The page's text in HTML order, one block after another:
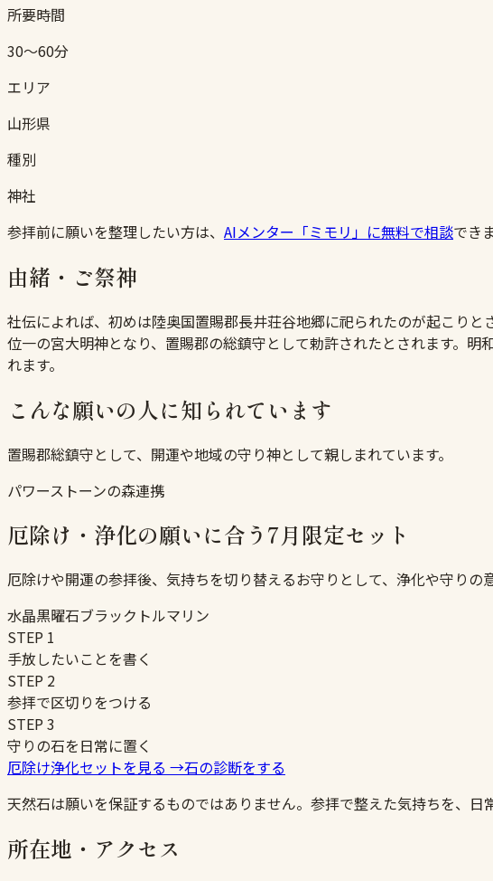
所要時間
30〜60分
エリア
山形県
種別
神社
参拝前に願いを整理したい方は、 AIメンター「ミモリ」に無料で相談でき
由緒・ご祭神
社伝によれば、初めは陸奥国置賜郡長井荘谷地郷に祀られたのが起こり
位一の宮大明神となり、置賜郡の総鎮守として勅許されたとされます。
れます。
こんな願いの人に知られています
置賜郡総鎮守として、開運や地域の守り神として親しまれています。
パワーストーンの森連携
厄除け・浄化の願いに合う7月限定セット
厄除けや開運の参拝後、気持ちを切り替えるお守りとして、浄化や守りの
水晶黒曜石ブラックトルマリン
STEP 1
手放したいことを書く
STEP 2
参拝で区切りをつける
STEP3
守りの石を日常に置く
厄除け浄化セットを見る →石の診断をする
天然石は願いを保証するものではありません。参拝で整えた気持ちを、日
所在地・アクセス